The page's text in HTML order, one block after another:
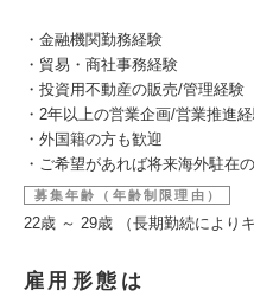
・金融機関勤務経験
・貿易・商社事務経験
・投資用不動産の販売/管理経験
・2年以上の営業企画/営業推進
・外国籍の方も歓迎
・ご希望があれば将来海外駐在
募集年齢（年齢制限理由）
22歳 ～ 29歳 （長期勤続により
雇用形態は